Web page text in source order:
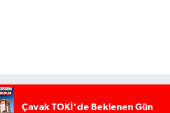
Çavak TOKİ'de Beklenen Gün